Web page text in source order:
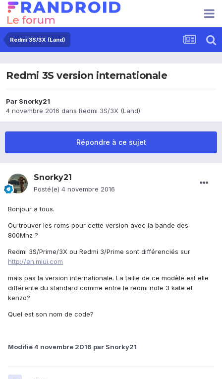
Redmi 3S/3X (Land)
Redmi 3S version internationale
Par Snorky21
4 novembre 2016 dans Redmi 3S/3X (Land)
Répondre à ce sujet
Snorky21
Posté(e) 4 novembre 2016
Bonjour a tous.
Ou trouver les roms pour cette version avec la bande des
800Mhz ?
Redmi 3S/Prime/3X ou Redmi 3/Prime sont différenciés sur
http://en.miui.com
mais pas la version internationale. La taille de ce modèle est elle
différente du standard comme entre le redmi note 3 kate et
kenzo?
Quel est son nom de code?
Modifié4 novembre 2016 par Snorky21